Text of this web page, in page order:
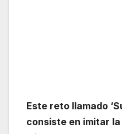
Este reto llamado
consiste en imitar